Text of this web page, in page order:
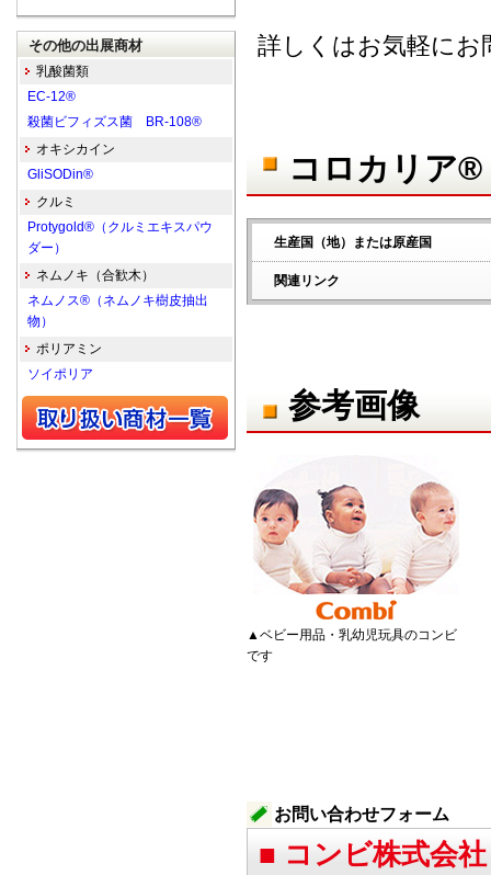
詳しくはお気軽にお
コロカリア
生産国（地）または原産国
関連リンク
参考画像
▲ベビー用品・乳幼児玩具のコンビ
です
お問い合わせフォーム
■ コンビ株式会
その他の出展商材
乳酸菌類
EC-12®
殺菌ビフィズス菌 BR-108®
オキシカイン
GliSODin®
クルミ
Protygold®（クルミエキスパウ
ダー）
ネムノキ（合歓木）
ネムノス®（ネムノキ樹皮抽出
物）
ポリアミン
ソイポリア